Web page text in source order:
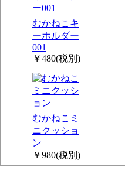
むかねこキ
ーホルダー
001
￥480(税別)
むかねこミ
ニクッショ
ン
￥980(税別)